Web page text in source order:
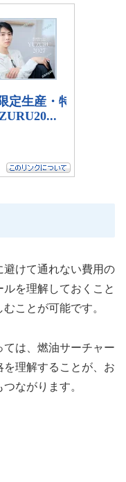
けて通れない費用の
を理解しておくこと
ことが可能です。
ては、燃油サーチャー
理解することが、お
ながります。